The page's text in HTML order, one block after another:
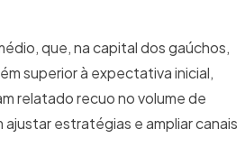
que, na capital dos gaúchos,
superior à expectativa inicial,
relatado recuo no volume de
estratégias e ampliar canais